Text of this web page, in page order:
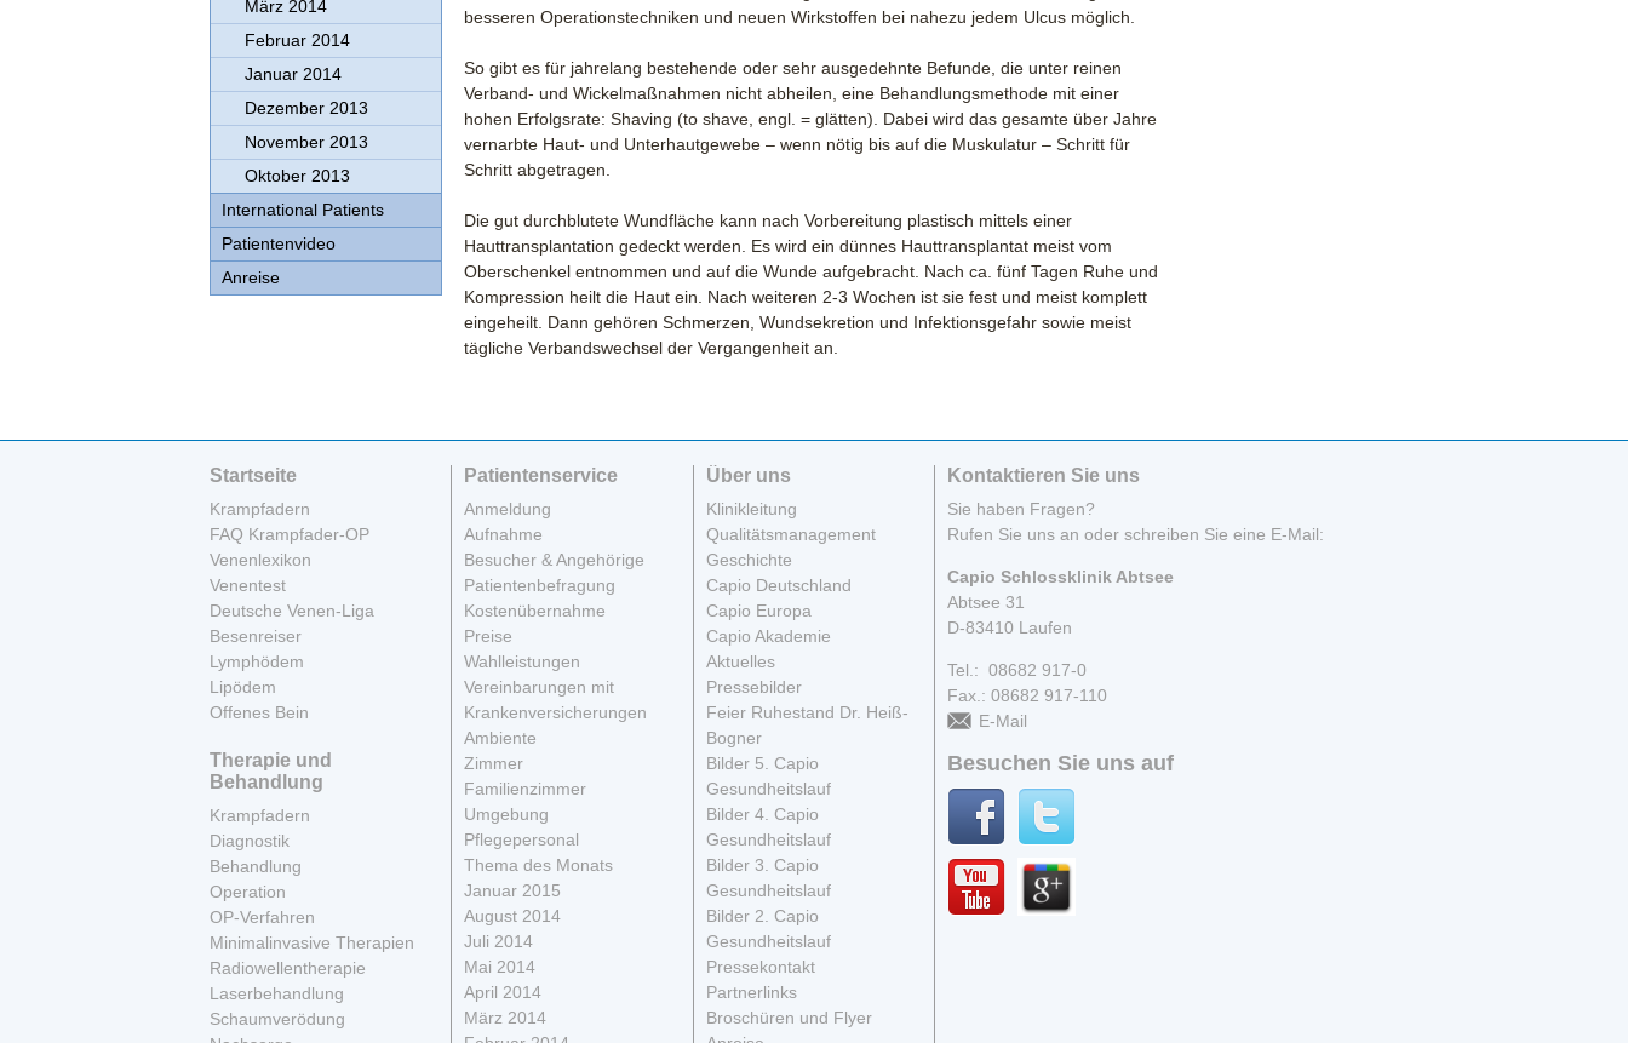
März 2014
Februar 2014
Januar 2014
Dezember 2013
November 2013
Oktober 2013
International Patients
Patientenvideo
Anreise
besseren Operationstechniken und neuen Wirkstoffen bei nahezu jedem Ulcus möglich.
So gibt es für jahrelang bestehende oder sehr ausgedehnte Befunde, die unter reinen
Verband- und Wickelmaßnahmen nicht abheilen, eine Behandlungsmethode mit einer
hohen Erfolgsrate: Shaving (to shave, engl. = glätten). Dabei wird das gesamte über Jahre
vernarbte Haut- und Unterhautgewebe – wenn nötig bis auf die Muskulatur – Schritt für
Schritt abgetragen.
Die gut durchblutete Wundfläche kann nach Vorbereitung plastisch mittels einer
Hauttransplantation gedeckt werden. Es wird ein dünnes Hauttransplantat meist vom
Oberschenkel entnommen und auf die Wunde aufgebracht. Nach ca. fünf Tagen Ruhe und
Kompression heilt die Haut ein. Nach weiteren 2-3 Wochen ist sie fest und meist komplett
eingeheilt. Dann gehören Schmerzen, Wundsekretion und Infektionsgefahr sowie meist
tägliche Verbandswechsel der Vergangenheit an.
Startseite
Krampfadern
FAQ Krampfader-OP
Venenlexikon
Venentest
Deutsche Venen-Liga
Besenreiser
Lymphödem
Lipödem
Offenes Bein
Therapie und
Behandlung
Krampfadern
Diagnostik
Behandlung
Operation
OP-Verfahren
Minimalinvasive Therapien
Radiowellentherapie
Laserbehandlung
Schaumverödung
Patientenservice
Anmeldung
Aufnahme
Besucher & Angehörige
Patientenbefragung
Kostenübernahme
Preise
Wahlleistungen
Vereinbarungen mit
Krankenversicherungen
Ambiente
Zimmer
Familienzimmer
Umgebung
Pflegepersonal
Thema des Monats
Januar 2015
August 2014
Juli 2014
Mai 2014
April 2014
März 2014
Über uns
Klinikleitung
Qualitätsmanagement
Geschichte
Capio Deutschland
Capio Europa
Capio Akademie
Aktuelles
Pressebilder
Feier Ruhestand Dr. Heiß-
Bogner
Bilder 5. Capio
Gesundheitslauf
Bilder 4. Capio
Gesundheitslauf
Bilder 3. Capio
Gesundheitslauf
Bilder 2. Capio
Gesundheitslauf
Pressekontakt
Partnerlinks
Broschüren und Flyer
Kontaktieren Sie uns
Sie haben Fragen?
Rufen Sie uns an oder schreiben Sie eine E-Mail:
Capio Schlossklinik Abtsee
Abtsee 31
D-83410 Laufen
Tel.: 08682 917-0
Fax.: 08682 917-110
E-Mail
Besuchen Sie uns auf